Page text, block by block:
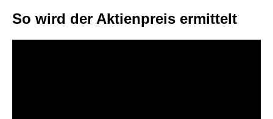
So wird der Aktienpreis ermittelt